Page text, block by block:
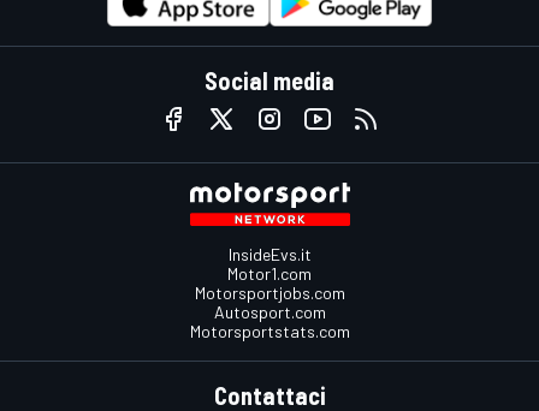
Social media
InsideEvs.it
Motor1.com
Motorsportjobs.com
Autosport.com
Motorsportstats.com
Contattaci